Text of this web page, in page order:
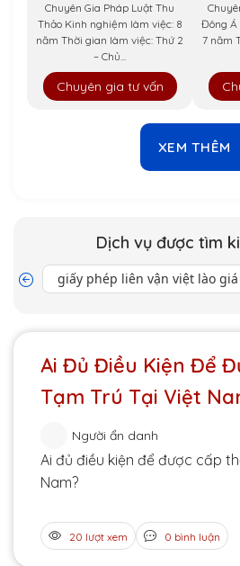
Chuyên Gia Pháp Luật Thu
Thảo Kinh nghiệm làm việc: 8
năm Thời gian làm việc: Thứ 2
– Chủ...
Chuyên gia tư vấn
Đông Á
7 năm
XEM THÊM
Dịch vụ được tìm
giấy phép liên vận việt lào
Ai Đủ Điều Kiện Để
Tạm Trú Tại Việt
Người ẩn danh
Ai đủ điều kiện để được cấp
Nam?
20 lượt xem 0 bình luận